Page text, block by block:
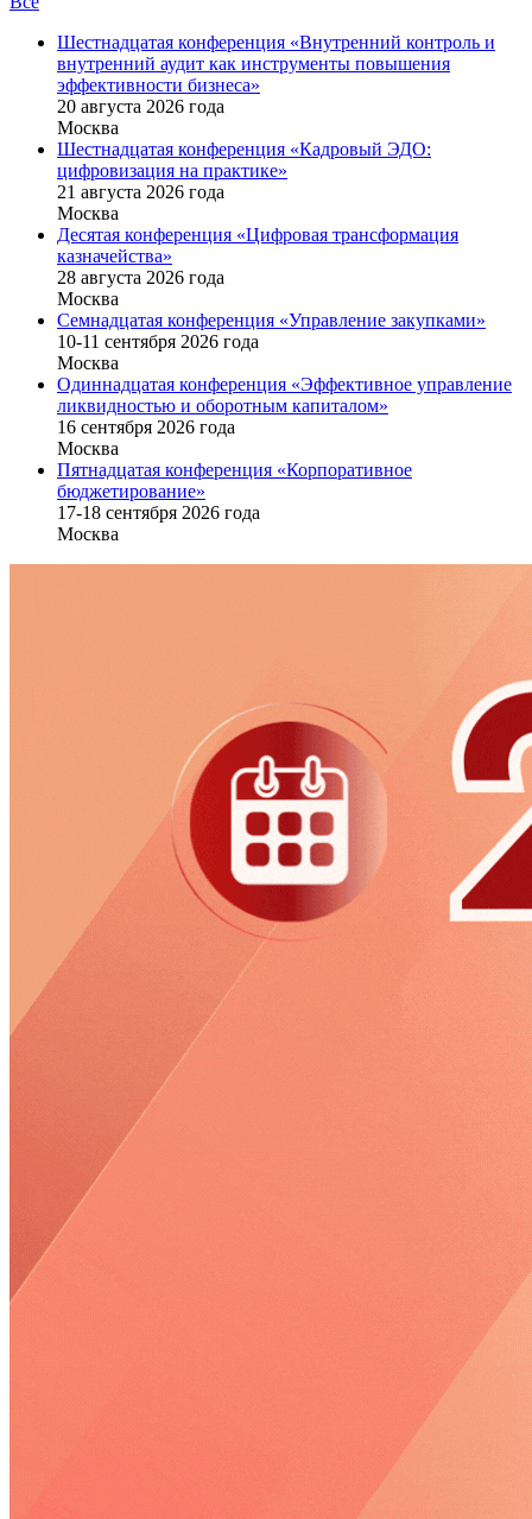
Шестнадцатая конференция «Внутренний контроль и
внутренний аудит как инструменты повышения
эффективности бизнеса»
20 августа 2026 года
Москва
Шестнадцатая конференция «Кадровый ЭДО:
цифровизация на практике»
21 августа 2026 года
Москва
Десятая конференция «Цифровая трансформация
казначейства»
28 августа 2026 года
Москва
Семнадцатая конференция «Управление закупками»
10-11 сентября 2026 года
Москва
Одиннадцатая конференция «Эффективное управление
ликвидностью и оборотным капиталом»
16 cентября 2026 года
Москва
Пятнадцатая конференция «Корпоративное
бюджетирование»
17-18 сентября 2026 года
Москва